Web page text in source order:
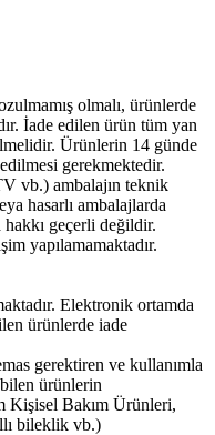
olmalı, ürünlerde
İade edilen ürün tüm yan
Ürünlerin 14 günde
gerekmektedir.
vb.) ambalajın teknik
hasarlı ambalajlarda
geçerli değildir.
yapılamamaktadır.
Elektronik ortamda
ürünlerde iade
gerektiren ve kullanımla
ürünlerin
Kişisel Bakım Ürünleri,
bileklik vb.)